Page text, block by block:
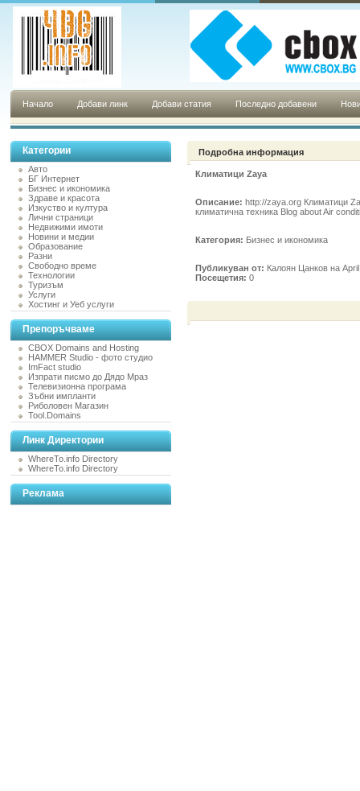
Начало Добави линк Добави статия Последно добавени
Категории
Авто
БГ Интернет
Бизнес и икономика
Здраве и красота
Изкуство и култура
Лични страници
Недвижими имоти
Новини и медии
Образование
Разни
Свободно време
Технологии
Туризъм
Услуги
Хостинг и Уеб услуги
Препоръчваме
CBOX Domains and Hosting
HAMMER Studio - фото студио
ImFact studio
Изпрати писмо до Дядо Мраз
Телевизионна програма
Зъбни импланти
Риболовен Магазин
Tool.Domains
Линк Директории
WhereTo.info Directory
WhereTo.info Directory
Реклама
Подробна информация
Климатици Zaya
Описание: http://zaya.org Климатици
климатична техника Blog about Air
Категория: Бизнес и икономика
Публикуван от: Калоян Цанков на
Посещетия: 0